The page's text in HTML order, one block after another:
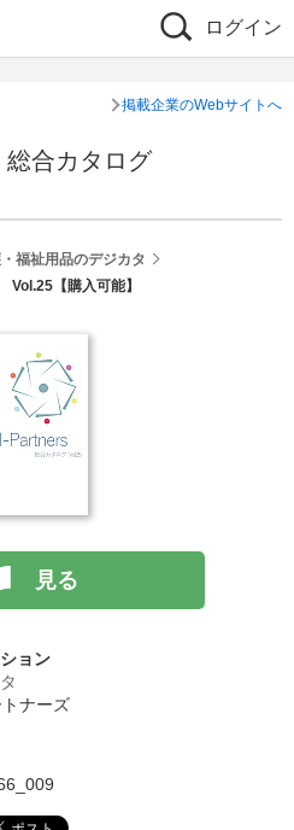
ログイン
掲載企業のWebサイトへ
合カタログ
福祉用品のデジカタ
【購入可能】
見る
ョン
ナーズ